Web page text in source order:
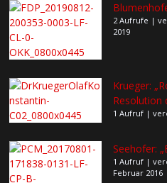
2 Aufrufe |
2019
Krueger:
Resolution
1 Aufruf |
Seehofer:
1 Aufruf |
Februar 2016